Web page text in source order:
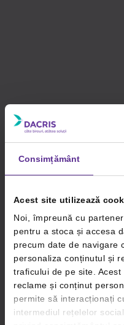
Consimțământ
Acest site utilizează
Noi, împreună cu
pentru a stoca și accesa
precum date de navigare
personaliza conținutul și
traficului de pe site.
reclame și conținut
permite să interacționați
intermediul rețelelor